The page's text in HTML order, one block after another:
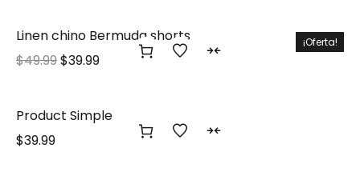
¡Oferta!
Linen chino Bermuda shorts
$49.99$39.99
Product Simple
$39.99